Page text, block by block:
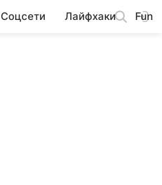
Соцсети Лайфхаки Fun